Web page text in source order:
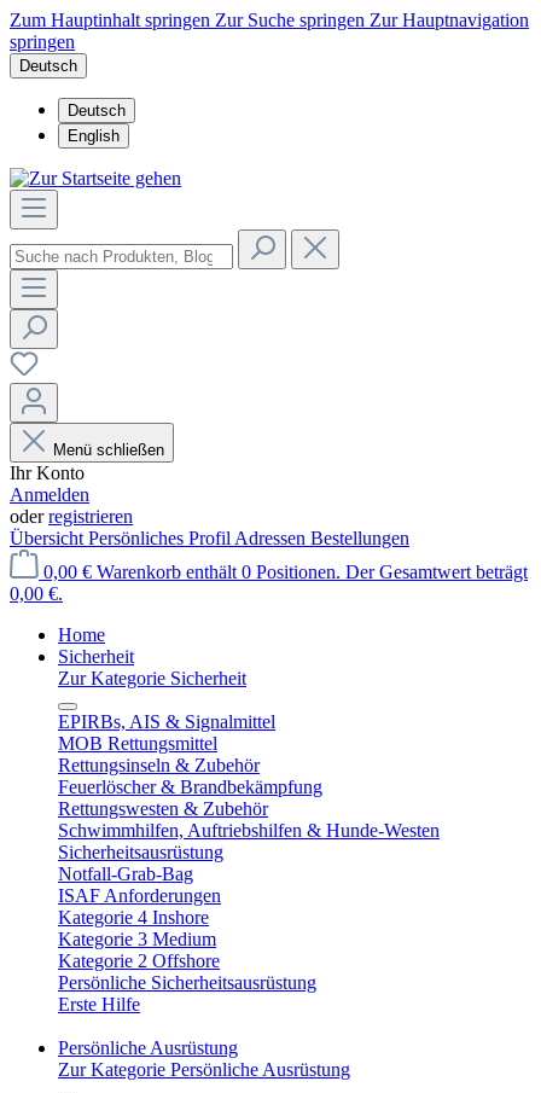
Zum Hauptinhalt springen Zur Suche springen Zur Hauptnavigation
springen
Deutsch
Deutsch
English
Menü schließen
Ihr Konto
Anmelden
oderregistrieren
Übersicht Persönliches Profil Adressen Bestellungen
0,00 € Warenkorb enthält 0 Positionen. Der Gesamtwert beträgt
0,00 €.
Home
Sicherheit
Zur Kategorie Sicherheit
EPIRBs, AIS & Signalmittel
MOB Rettungsmittel
Rettungsinseln & Zubehör
Feuerlöscher & Brandbekämpfung
Rettungswesten & Zubehör
Schwimmhilfen, Auftriebshilfen & Hunde-Westen
Sicherheitsausrüstung
Notfall-Grab-Bag
ISAF Anforderungen
Kategorie 4 Inshore
Kategorie 3 Medium
Kategorie 2 Offshore
Persönliche Sicherheitsausrüstung
Erste Hilfe
Persönliche Ausrüstung
Zur Kategorie Persönliche Ausrüstung